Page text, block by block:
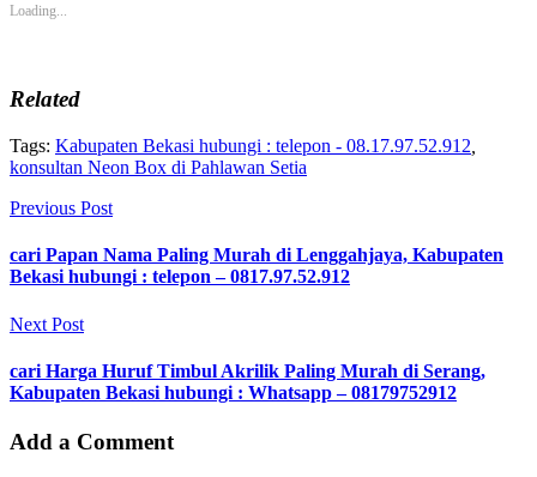
Loading...
Related
Tags: Kabupaten Bekasi hubungi : telepon - 08.17.97.52.912
konsultan Neon Box di Pahlawan Setia
Previous Post
cari Papan Nama Paling Murah di Lenggahjaya, Kabupaten
Bekasi hubungi : telepon – 0817.97.52.912
Next Post
cari Harga Huruf Timbul Akrilik Paling Murah di Serang,
Kabupaten Bekasi hubungi : Whatsapp – 08179752912
Add a Comment